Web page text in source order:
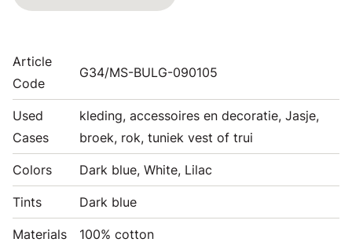
Article
Code
G34/MS-BULG-090105
Used
Cases
kleding, accessoires en decoratie, Jasje,
broek, rok, tuniek vest of trui
Colors Dark blue, White, Lilac
Tints Dark blue
Materials 100% cotton